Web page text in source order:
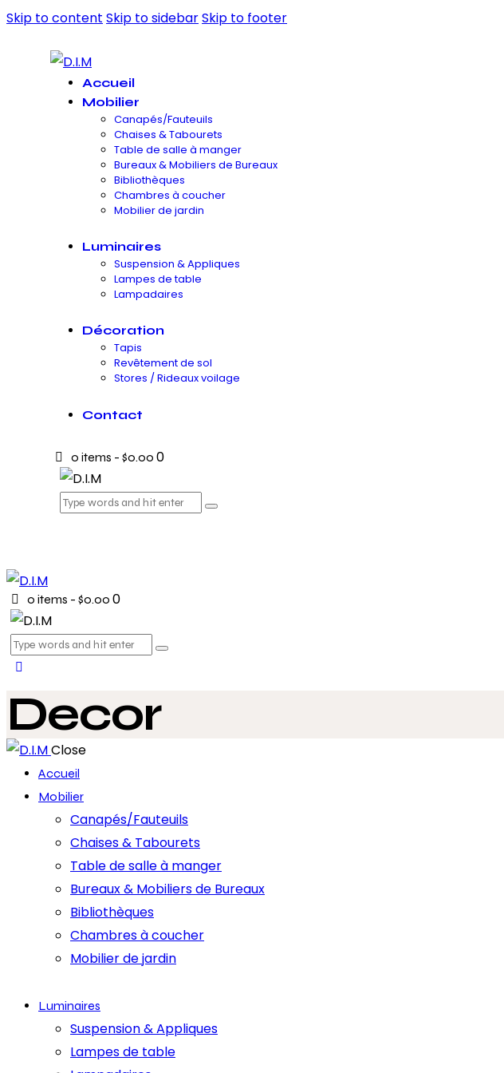
Skip to content Skip to sidebarSkip to footer
Accueil
Mobilier
Canapés/Fauteuils
Chaises & Tabourets
Table de salle à manger
Bureaux & Mobiliers de Bureaux
Bibliothèques
Chambres à coucher
Mobilier de jardin
Luminaires
Suspension & Appliques
Lampes de table
Lampadaires
Décoration
Tapis
Revêtement de sol
Stores / Rideaux voilage
Contact
0 items - $0.00 0
0 items - $0.00 0
Decor
Close
Accueil
Mobilier
Canapés/Fauteuils
Chaises & Tabourets
Table de salle à manger
Bureaux & Mobiliers de Bureaux
Bibliothèques
Chambres à coucher
Mobilier de jardin
Luminaires
Suspension & Appliques
Lampes de table